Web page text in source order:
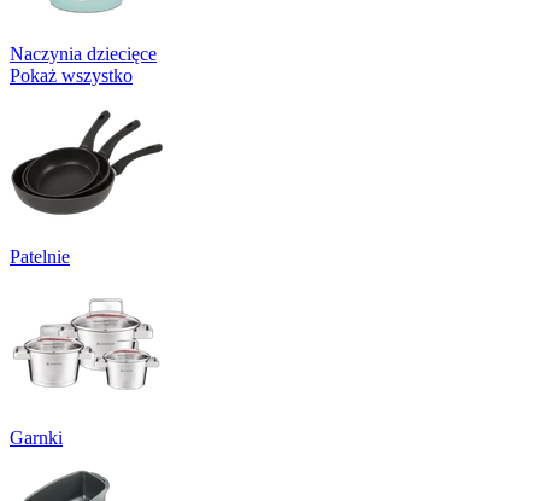
Naczynia dziecięce
Pokaż wszystko
Patelnie
Garnki